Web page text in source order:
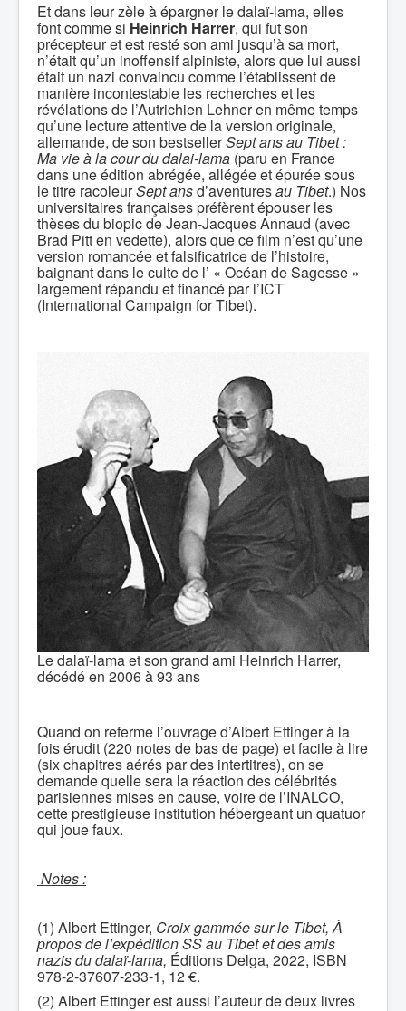
Et dans leur zèle à épargner le dalaï-lama, elles
font comme si Heinrich Harrer, qui fut son
précepteur et est resté son ami jusqu’à sa mort,
n’était qu’un inoffensif alpiniste, alors que lui aussi
était un nazi convaincu comme l’établissent de
manière incontestable les recherches et les
révélations de l’Autrichien Lehner en même temps
qu’une lecture attentive de la version originale,
allemande, de son bestsellerSept ans au Tibet:
Ma vie à la cour du dalai-lama (paru en France
dans une édition abrégée, allégée et épurée sous
le titre racoleurSept ansd’aventuresau Tibet.) Nos
universitaires françaises préfèrent épouser les
thèses du biopic de Jean-Jacques Annaud (avec
Brad Pitt en vedette), alors que ce film n’est qu’une
version romancée et falsificatrice de l’histoire,
baignant dans le culte de l’ « Océan de Sagesse »
largement répandu et financé par l’ICT
(International Campaign for Tibet).
Le dalaï-lama et son grand ami Heinrich Harrer,
décédé en 2006 à 93 ans
Quand on referme l’ouvrage d’Albert Ettinger à la
fois érudit (220 notes de bas de page) et facile à lire
(six chapitres aérés par des intertitres), on se
demande quelle sera la réaction des célébrités
parisiennes mises en cause, voire de l’INALCO,
cette prestigieuse institution hébergeant un quatuor
qui joue faux.
Notes :
(1) Albert Ettinger, Croix gammée sur le Tibet, À
propos de l’expédition SS au Tibet et des amis
nazis du dalaï-lama, Éditions Delga, 2022, ISBN
978-2-37607-233-1, 12 €.
(2) Albert Ettinger est aussi l’auteur de deux livres